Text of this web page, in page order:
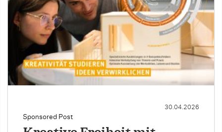
Sponsored Post
30.04.2026